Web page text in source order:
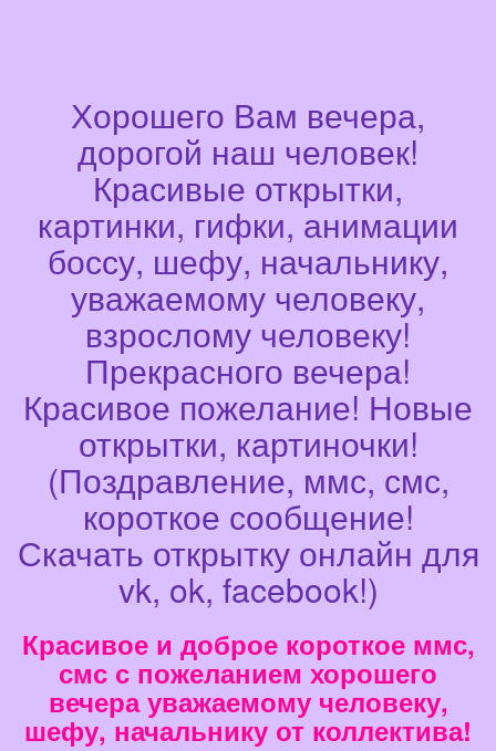
Хорошего Вам вечера,
дорогой наш человек!
Красивые открытки,
картинки, гифки, анимации
боссу, шефу, начальнику,
уважаемому человеку,
взрослому человеку!
Прекрасного вечера!
Красивое пожелание! Новые
открытки, картиночки!
(Поздравление, ммс, смс,
короткое сообщение!
Скачать открытку онлайн для
vk, ok, facebook!)
Красивое и доброе короткое ммс,
смс с пожеланием хорошего
вечера уважаемому человеку,
шефу, начальнику от коллектива!